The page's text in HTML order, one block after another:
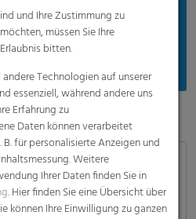
und Ihre Zustimmung zu
müssen Sie Ihre
bitten.
Technologien auf unserer
essenziell, während andere uns
Erfahrung zu
Daten können verarbeitet
B. für personalisierte Anzeigen und
Weitere
Ihrer Daten finden Sie in
. Hier finden Sie eine Übersicht über
können Ihre Einwilligung zu ganzen